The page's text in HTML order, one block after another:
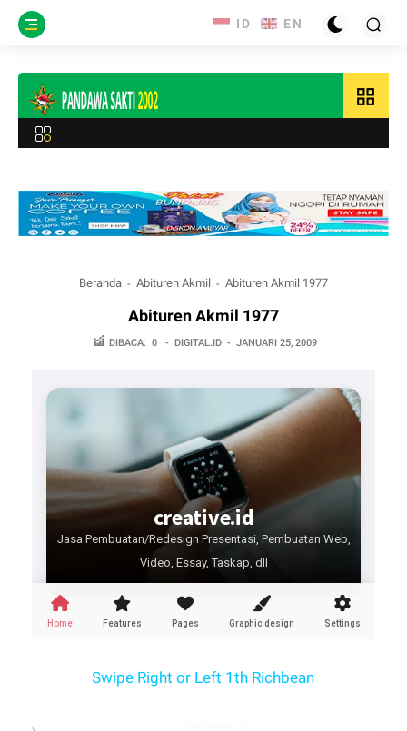
grid_view
Beranda Abituren Akmil Abituren Akmil 1977
Abituren Akmil 1977
DIBACA: 0 - DIGITAL.ID - JANUARI 25, 2009
Swipe Right or Left 1th Richbean